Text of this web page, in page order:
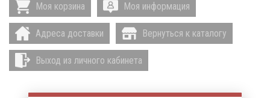
Моя корзина Моя информация
Адреса доставки Вернуться к каталогу
Выход из личного кабинета